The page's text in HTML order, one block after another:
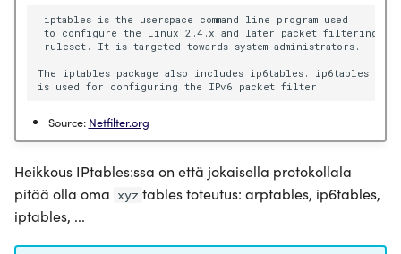
iptables is the userspace command line program used
to configure the Linux 2.4.x and later packet filtering
ruleset. It is targeted towards system administrators.
The iptables package also includes ip6tables. ip6tables
Source: Netfilter.org
Heikkous IPtables:ssa on että jokaisella protokollala
pitää olla oma xyz tables toteutus: arptables, ip6tables,
iptables, ...